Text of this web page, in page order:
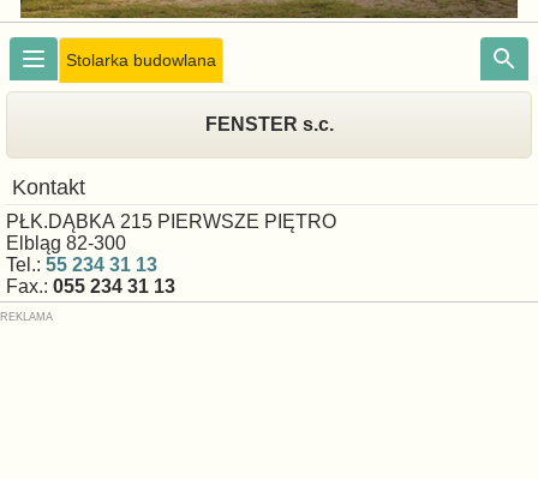
Stolarka budowlana
FENSTER s.c.
Kontakt
PŁK.DĄBKA 215 PIERWSZE PIĘTRO
Elbląg 82-300
Tel.: 55 234 31 13
Fax.: 055 234 31 13